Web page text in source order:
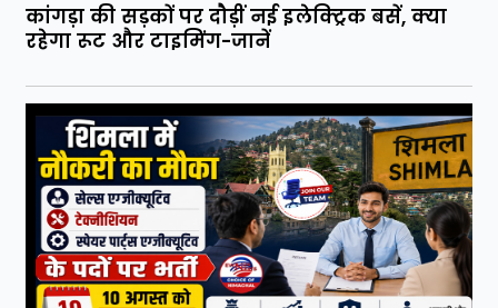
कांगड़ा की सड़कों पर दौड़ीं नई इलेक्ट्रिक बसें, क्या
रहेगा रूट और टाइमिंग-जानें